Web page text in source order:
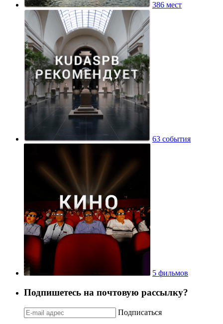
386 мест
63 события
5 фильмов
Подпишетесь на почтовую рассылку?
Подписаться